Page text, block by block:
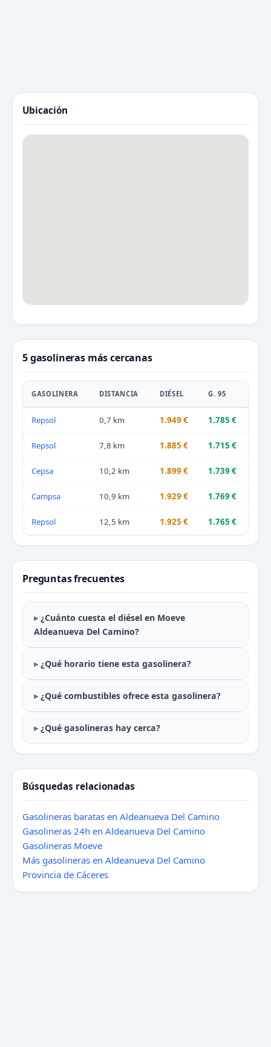
Ubicación
5 gasolineras más cercanas
GASOLINERA DISTANCIA DIÉSEL G. 95
Repsol 0,7 km 1.949 € 1.785 €
Repsol 7,8 km 1.885 € 1.715 €
Cepsa 10,2 km 1.899 € 1.739 €
Campsa 10,9 km 1.929 € 1.769 €
Repsol 12,5 km 1.925 € 1.765 €
Preguntas frecuentes
¿Cuánto cuesta el diésel en Moeve
Aldeanueva Del Camino?
¿Qué horario tiene esta gasolinera?
¿Qué combustibles ofrece esta gasolinera?
¿Qué gasolineras hay cerca?
Búsquedas relacionadas
Gasolineras baratas en Aldeanueva Del Camino
Gasolineras 24h en Aldeanueva Del Camino
Gasolineras Moeve
Más gasolineras en Aldeanueva Del Camino
Provincia de Cáceres